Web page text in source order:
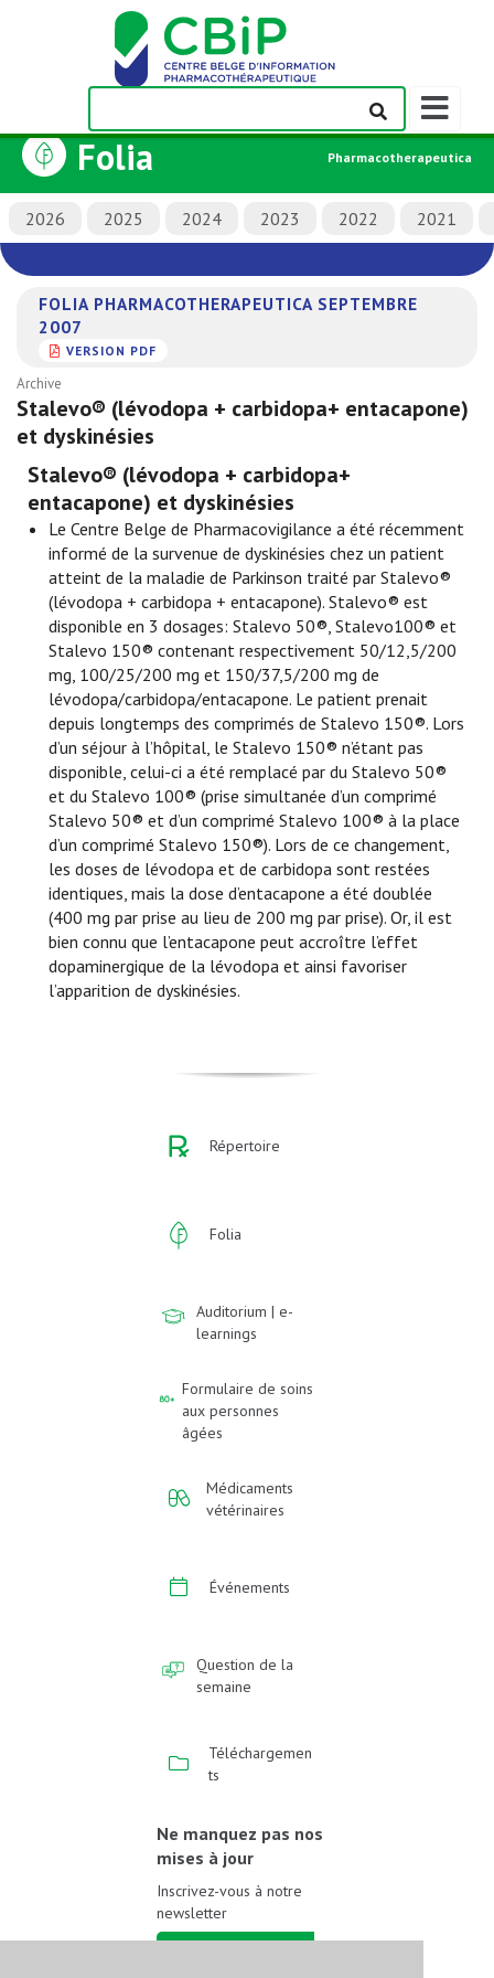
Afficher/
la
de
navigation
Folia Pharmacotherapeutica
2026 2025 2024 2023 2022 2021
FOLIA PHARMACOTHERAPEUTICA SEPTEMBRE
2007
VERSION PDF
Archive
Stalevo® (lévodopa + carbidopa+ entacapone)
et dyskinésies
Stalevo® (lévodopa + carbidopa+
entacapone) et dyskinésies
Le Centre Belge de Pharmacovigilance a été récemment
informé de la survenue de dyskinésies chez un patient
atteint de la maladie de Parkinson traité par Stalevo®
(lévodopa + carbidopa + entacapone). Stalevo® est
disponible en 3 dosages: Stalevo 50®, Stalevo100® et
Stalevo 150® contenant respectivement 50/12,5/200
mg, 100/25/200 mg et 150/37,5/200 mg de
lévodopa/carbidopa/entacapone. Le patient prenait
depuis longtemps des comprimés de Stalevo 150®. Lors
d’un séjour à l’hôpital, le Stalevo 150® n’étant pas
disponible, celui-ci a été remplacé par du Stalevo 50®
et du Stalevo 100® (prise simultanée d’un comprimé
Stalevo 50® et d’un comprimé Stalevo 100® à la place
d’un comprimé Stalevo 150®). Lors de ce changement,
les doses de lévodopa et de carbidopa sont restées
identiques, mais la dose d’entacapone a été doublée
(400 mg par prise au lieu de 200 mg par prise). Or, il est
bien connu que l’entacapone peut accroître l’effet
dopaminergique de la lévodopa et ainsi favoriser
l’apparition de dyskinésies.
Répertoire
Folia
Auditorium | e-
learnings
Formulaire de soins
aux personnes
âgées
Médicaments
vétérinaires
Événements
Question de la
semaine
Téléchargemen
ts
Ne manquez pas nos
mises à jour
Inscrivez-vous à notre
newsletter